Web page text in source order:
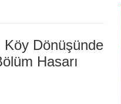
Dönüşünde
Hasarı